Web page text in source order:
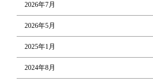
2026年7月
2026年5月
2025年1月
2024年8月